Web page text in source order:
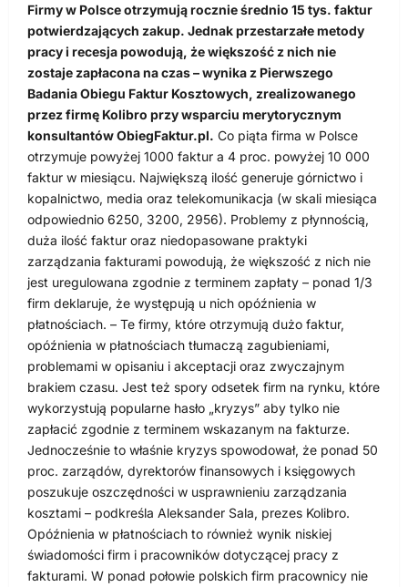
Firmy w Polsce otrzymują rocznie średnio 15 tys. faktur
potwierdzających zakup. Jednak przestarzałe metody
pracy i recesja powodują, że większość z nich nie
zostaje zapłacona na czas – wynika z Pierwszego
Badania Obiegu Faktur Kosztowych, zrealizowanego
przez firmę Kolibro przy wsparciu merytorycznym
konsultantów ObiegFaktur.pl. Co piąta firma w Polsce
otrzymuje powyżej 1000 faktur a 4 proc. powyżej 10 000
faktur w miesiącu. Największą ilość generuje górnictwo i
kopalnictwo, media oraz telekomunikacja (w skali miesiąca
odpowiednio 6250, 3200, 2956). Problemy z płynnością,
duża ilość faktur oraz niedopasowane praktyki
zarządzania fakturami powodują, że większość z nich nie
jest uregulowana zgodnie z terminem zapłaty – ponad 1/3
firm deklaruje, że występują u nich opóźnienia w
płatnościach. – Te firmy, które otrzymują dużo faktur,
opóźnienia w płatnościach tłumaczą zagubieniami,
problemami w opisaniu i akceptacji oraz zwyczajnym
brakiem czasu. Jest też spory odsetek firm na rynku, które
wykorzystują popularne hasło „kryzys” aby tylko nie
zapłacić zgodnie z terminem wskazanym na fakturze.
Jednocześnie to właśnie kryzys spowodował, że ponad 50
proc. zarządów, dyrektorów finansowych i księgowych
poszukuje oszczędności w usprawnieniu zarządzania
kosztami – podkreśla Aleksander Sala, prezes Kolibro.
Opóźnienia w płatnościach to również wynik niskiej
świadomości firm i pracowników dotyczącej pracy z
fakturami. W ponad połowie polskich firm pracownicy nie